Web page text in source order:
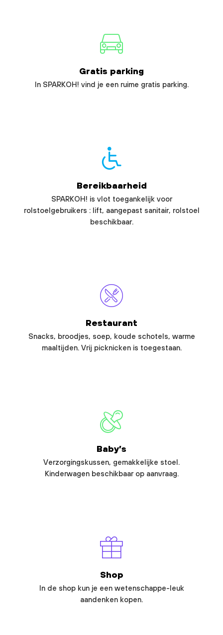
Gratis parking
In SPARKOH! vind je een ruime gratis parking.
Bereikbaarheid
SPARKOH! is vlot toegankelijk voor
rolstoelgebruikers : lift, aangepast sanitair, rolstoel
beschikbaar.
Restaurant
Snacks, broodjes, soep, koude schotels, warme
maaltijden. Vrij picknicken is toegestaan.
Baby’s
Verzorgingskussen, gemakkelijke stoel.
Kinderwagen beschikbaar op aanvraag.
Shop
In de shop kun je een wetenschappe-leuk
aandenken kopen.